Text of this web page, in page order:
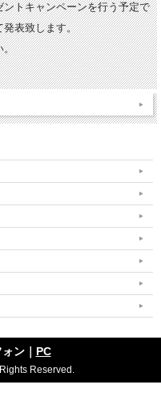
トキャンペーンを行う予定で
発表致します。
。
ン｜ PC
Reserved.